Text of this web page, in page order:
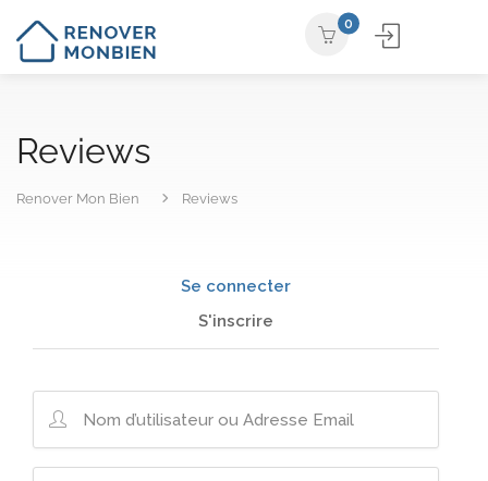
0
Reviews
Renover Mon Bien Reviews
Se connecter
S'inscrire